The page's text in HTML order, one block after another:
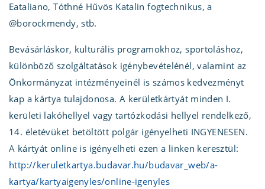
Eataliano, Tóthné Hűvös Katalin fogtechnikus, a
@borockmendy, stb.
Bevásárláskor, kulturális programokhoz, sportoláshoz,
különböző szolgáltatások igénybevételénél, valamint az
Önkormányzat intézményeinél is számos kedvezményt
kap a kártya tulajdonosa. A kerületkártyát minden I.
kerületi lakóhellyel vagy tartózkodási hellyel rendelkező,
14. életévüket betöltött polgár igényelheti INGYENESEN.
A kártyát online is igényelheti ezen a linken keresztül:
http://keruletkartya.budavar.hu/budavar_web/a-
kartya/kartyaigenyles/online-igenyles